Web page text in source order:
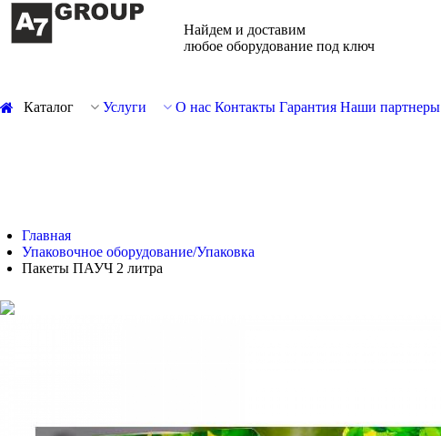
Найдем и доставим
любое оборудование под ключ
Каталог Услуги О нас Контакты Гарантия Наши партнеры
Главная
Упаковочное оборудование/Упаковка
Пакеты ПАУЧ 2 литра